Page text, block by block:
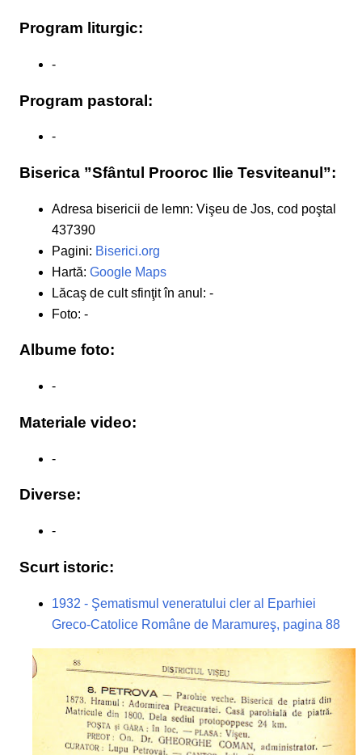
Program liturgic:
-
Program pastoral:
-
Biserica ”Sfântul Prooroc Ilie Tesviteanul”:
Adresa bisericii de lemn: Vişeu de Jos, cod poştal
437390
Pagini: Biserici.org
Hartă: Google Maps
Lăcaş de cult sfinţit în anul: -
Foto: -
Albume foto:
-
Materiale video:
-
Diverse:
-
Scurt istoric:
1932 - Şematismul veneratului cler al Eparhiei
Greco-Catolice Române de Maramureş, pagina 88